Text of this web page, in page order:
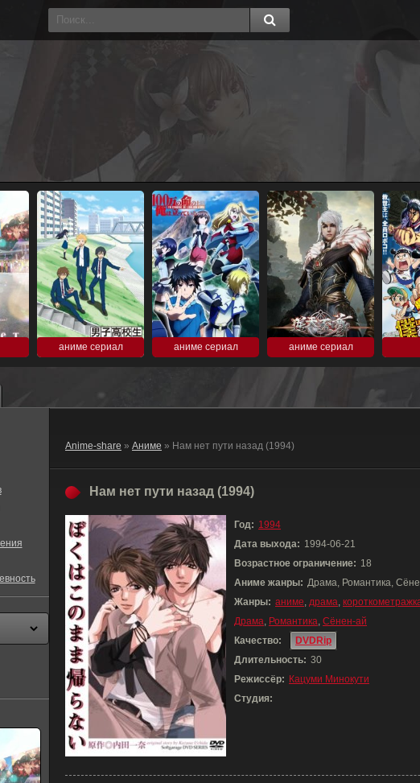
аниме сериал аниме сериал аниме сериал
Anime-share » Аниме » Нам нет пути назад (1994)
Нам нет пути назад (1994)
Год: 1994
Дата выхода: 1994-06-21
Возрастное ограничение: 18
Аниме жанры: Драма, Романтика,
Жанры: аниме, драма,
Драма, Романтика, Сёнен-ай
Качество:
DVDRip
Длительность: 30
Режиссёр: Кацуми Минокути
Студия: